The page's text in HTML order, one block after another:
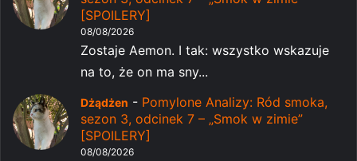
[SPOILERY]
08/08/2026
Zostaje Aemon. I tak: wszystko wskazuje
na to, że on ma sny...
Dżądżen - Pomylone Analizy: Ród smoka,
sezon 3, odcinek 7 – „Smok w zimie”
[SPOILERY]
08/08/2026